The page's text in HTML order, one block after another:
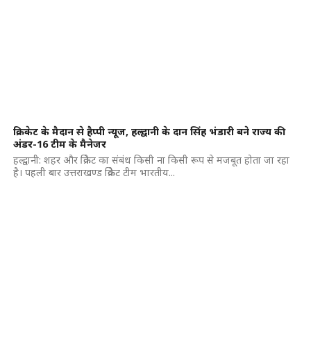
क्रिकेट के मैदान से हैप्पी न्यूज, हल्द्वानी के दान सिंह भंडारी बने राज्य की
अंडर-16 टीम के मैनेजर
हल्द्वानी: शहर और क्रिकेट का संबंध किसी ना किसी रूप से मजबूत होता जा रहा
है। पहली बार उत्तराखण्ड क्रिकेट टीम भारतीय...